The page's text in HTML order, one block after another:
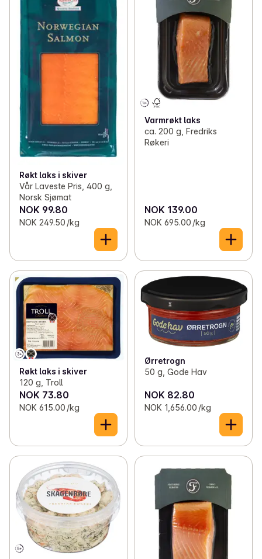
Røkt laks i skiver
Vår Laveste Pris, 400 g,
Norsk Sjømat
NOK 99.80
NOK 249.50 /kg
Varmrøkt laks
ca. 200 g, Fredriks
Røkeri
NOK 139.00
NOK 695.00 /kg
Røkt laks i skiver
120 g, Troll
NOK 73.80
NOK 615.00 /kg
Ørretrogn
50 g, Gode Hav
NOK 82.80
NOK 1,656.00 /kg